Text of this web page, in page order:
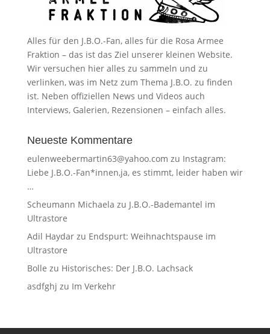
Alles für den J.B.O.-Fan, alles für die Rosa Armee
Fraktion – das ist das Ziel unserer kleinen Website.
Wir versuchen hier alles zu sammeln und zu
verlinken, was im Netz zum Thema J.B.O. zu finden
ist. Neben offiziellen News und Videos auch
Interviews, Galerien, Rezensionen – einfach alles.
Neueste Kommentare
eulenweebermartin63@yahoo.com zu Instagram:
Liebe J.B.O.-Fan*innen,ja, es stimmt, leider haben wir
…
Scheumann Michaela zu J.B.O.-Bademantel im
Ultrastore
Adil Haydarzu Endspurt: Weihnachtspause im
Ultrastore
Bolle zu Historisches: Der J.B.O. Lachsack
asdfghj zu Im Verkehr